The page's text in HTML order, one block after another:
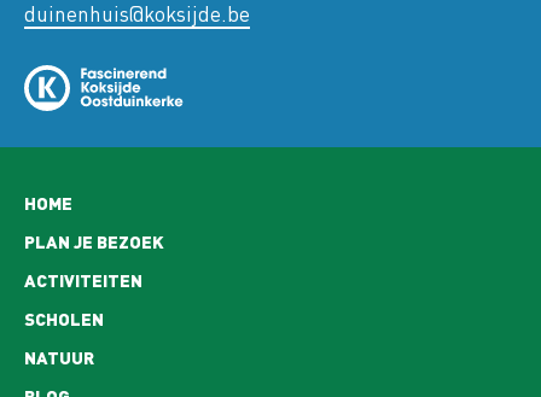
duinenhuis@koksijde.be
Hoofdnavigatie
HOME
PLAN JE BEZOEK
ACTIVITEITEN
SCHOLEN
NATUUR